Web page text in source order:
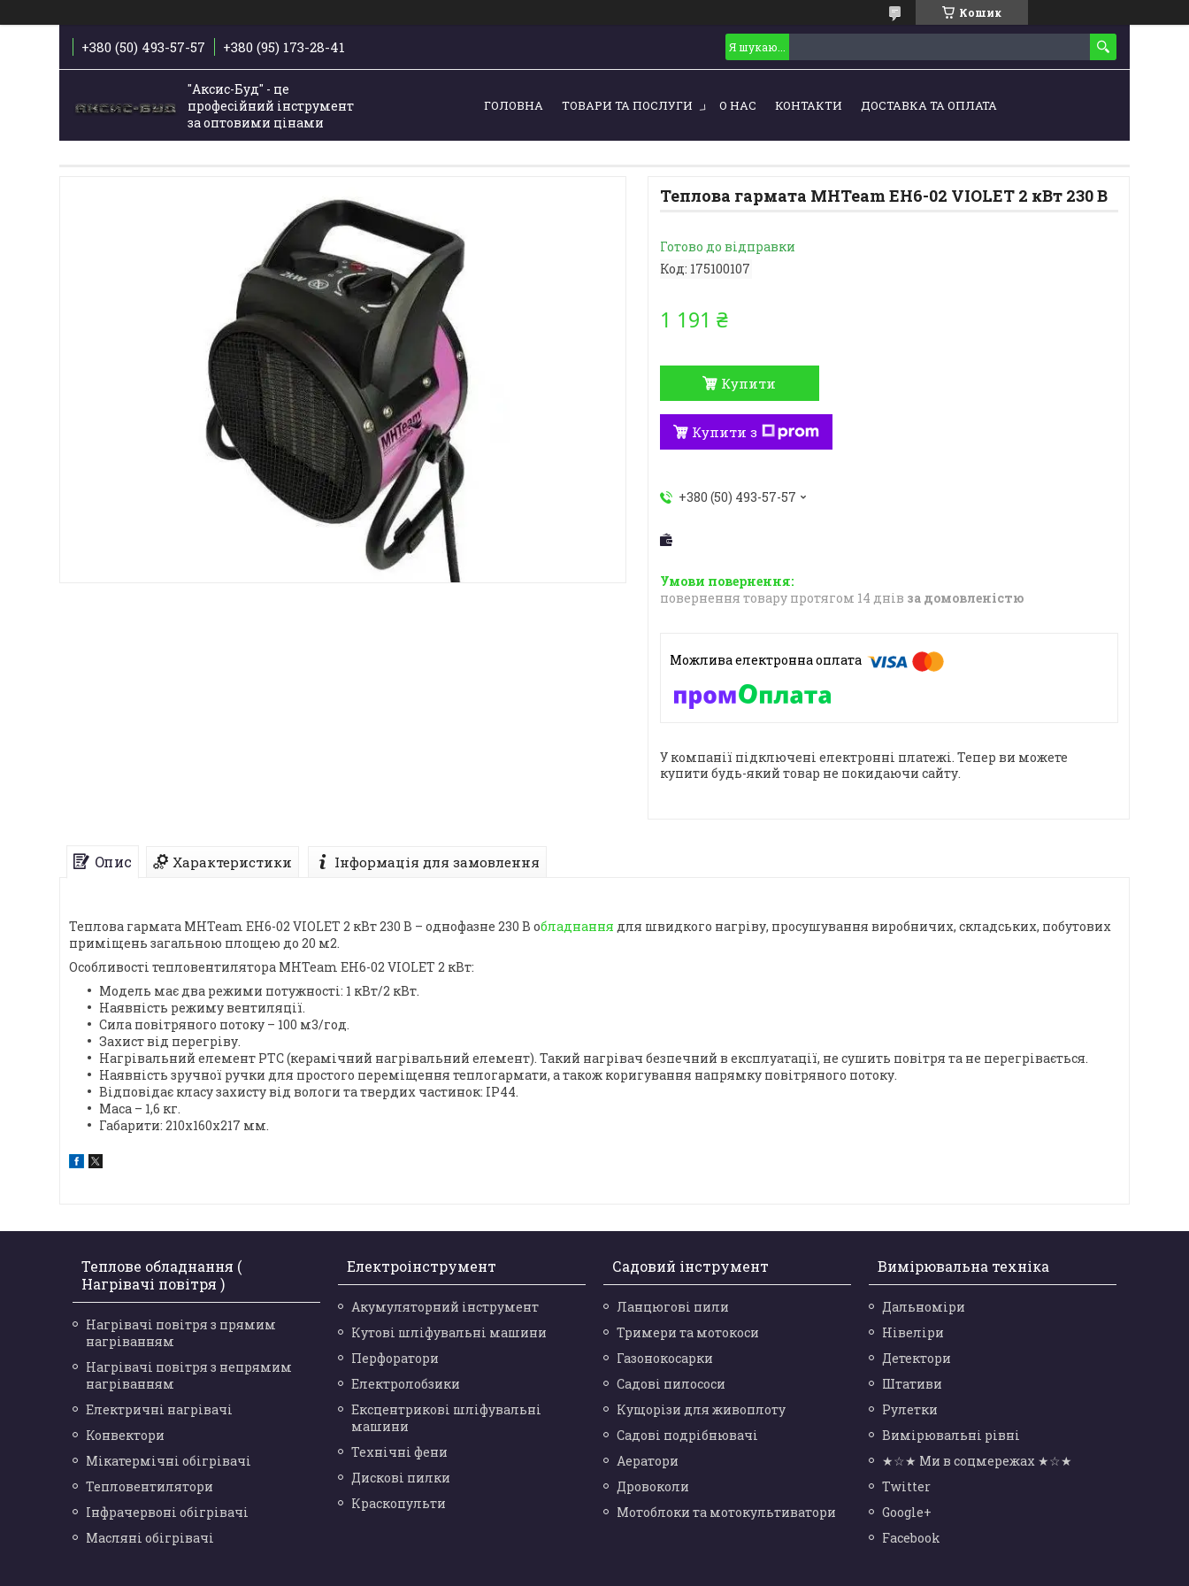
Кошик
+380 (50) 493-57-57 +380 (95) 173-28-41
"Аксис-Буд" - це
професійний інструмент
за оптовими цінами
ГОЛОВНА ТОВАРИ ТА ПОСЛУГИ О НАС КОНТАКТИ ДОСТАВКА ТА ОПЛАТА
Теплова гармата MHTeam EH6-02 VIOLET 2 кВт 230 В
Готово до відправки
Код: 175100107
1 191 ₴
Купити
Купити з
+380 (50) 493-57-57
повернення товару протягом 14 днів за домовленістю
У компанії підключені електронні платежі. Тепер ви можете
купити будь-який товар не покидаючи сайту.
Опис Характеристики Інформація для замовлення
Теплова гармата MHTeam EH6-02 VIOLET 2 кВт 230 В – однофазне 230 В обладнання для швидкого нагріву, просушування виробничих, складських, побутових
приміщень загальною площею до 20 м2.
Особливості тепловентилятора MHTeam EH6-02 VIOLET 2 кВт:
Модель має два режими потужності: 1 кВт/2 кВт.
Наявність режиму вентиляції.
Сила повітряного потоку – 100 м3/год.
Захист від перегріву.
Нагрівальний елемент РТС (керамічний нагрівальний елемент). Такий нагрівач безпечний в експлуатації, не сушить повітря та не перегрівається.
Наявність зручної ручки для простого переміщення теплогармати, а також коригування напрямку повітряного потоку.
Відповідає класу захисту від вологи та твердих частинок: IP44.
Маса – 1,6 кг.
Габарити: 210х160х217 мм.
Теплове обладнання (
Нагрівачі повітря )
Нагрівачі повітря з прямим
нагріванням
Нагрівачі повітря з непрямим
нагріванням
Електричні нагрівачі
Конвектори
Мікатермічні обігрівачі
Тепловентилятори
Інфрачервоні обігрівачі
Масляні обігрівачі
Електроінструмент
Акумуляторний інструмент
Кутові шліфувальні машини
Перфоратори
Електролобзики
Ексцентрикові шліфувальні
машини
Технічні фени
Дискові пилки
Краскопульти
Садовий інструмент
Ланцюгові пили
Тримери та мотокоси
Газонокосарки
Садові пилососи
Кущорізи для живоплоту
Садові подрібнювачі
Аератори
Дровоколи
Мотоблоки та мотокультиватори
Вимірювальна техніка
Дальноміри
Нівеліри
Детектори
Штативи
Рулетки
Вимірювальні рівні
★☆★ Ми в соцмережах ★☆★
Twitter
Google+
Facebook